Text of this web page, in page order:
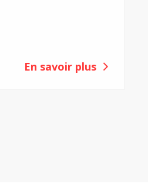
En savoir plus